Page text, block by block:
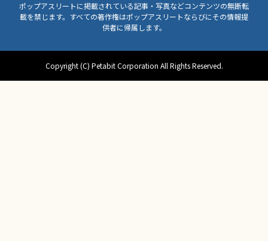
ポップアスリートに掲載されている記事・写真などコンテンツの無断転
載を禁じます。すべての著作権はポップアスリートならびにその情報提
供者に帰属します。
Copyright (C) Petabit Corporation All Rights Reserved.